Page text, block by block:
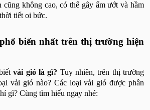
không cao, có thể gây ẩm ướt và hầm
tiết oi bức.
biến nhất trên thị trường hiện
vải gió là gì? Tuy nhiên, trên thị trường
vải gió nào? Các loại vải gió được phân
gì? Cùng tìm hiểu ngay nhé: